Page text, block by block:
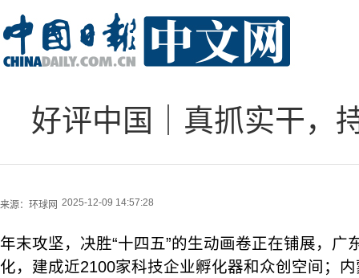
好评中国｜真抓实干，
来源： 环球网 2025-12-09 14:57:28
年末攻坚，决胜“十四五”的生动画卷正在铺展，广
化，建成近2100家科技企业孵化器和众创空间；